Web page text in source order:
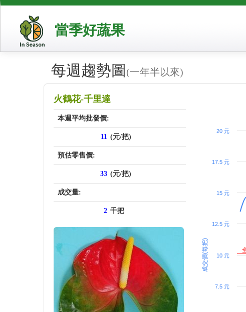
當季好蔬果
每週趨勢圖 (一年半以來)
火鶴花-千里達
本週平均批發價:
11 (元/把)
預估零售價:
33 (元/把)
成交量:
2 千把
成交價(每把)
7.5 元
10 元
12.5 元
15 元
17.5 元
20 元